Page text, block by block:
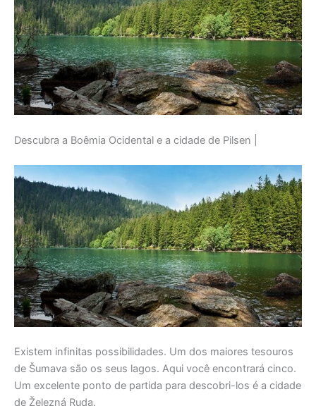
Descubra a Boêmia Ocidental e a cidade de Pilsen |
Existem infinitas possibilidades. Um dos maiores tesouros
de Šumava são os seus lagos. Aqui você encontrará cinco.
Um excelente ponto de partida para descobri-los é a cidade
de Železná Ruda.